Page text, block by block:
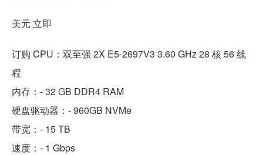
美元 立即
订购 CPU：双至强 2X E5-2697V3 3.60 GHz 28 核 56 线
程
内存：- 32 GB DDR4 RAM
硬盘驱动器：- 960GB NVMe
带宽：- 15 TB
速度：- 1 Gbps